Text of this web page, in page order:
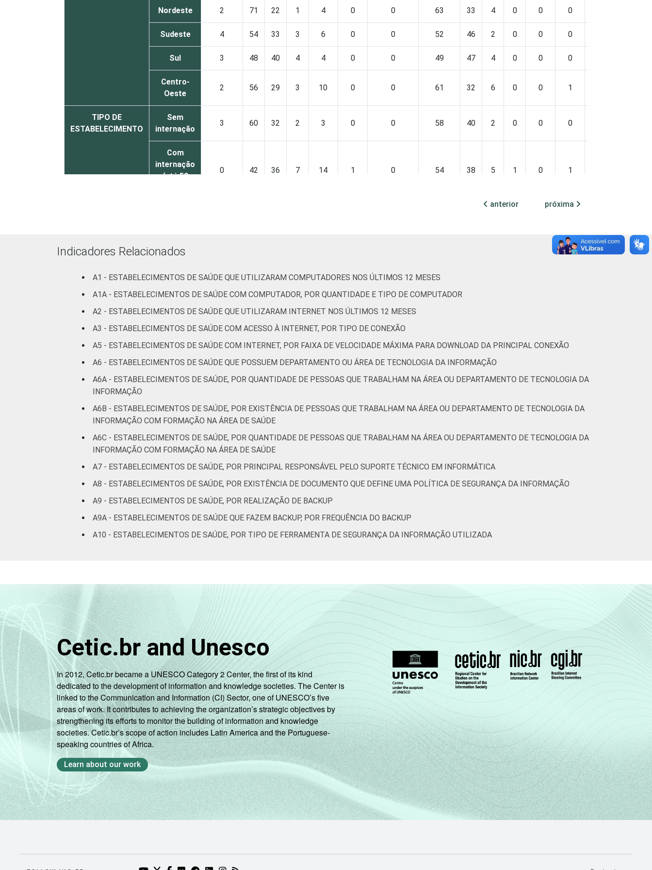
Nordeste 2 71 22 1 4 0 0 63 33 4 0 0 0
Sudeste 4 54 33 3 6 0 0 52 46 2 0 0 0
Sul 3 48 40 4 4 0 0 49 47 4 0 0 0
Centro-
Oeste
2 56 29 3 10 0 0 61 32 6 0 0 1
TIPO DE
ESTABELECIMENTO
Sem
internação
3 60 32 2 3 0 0 58 40 2 0 0 0
Com
internação
(até 50
0 42 36 7 14 1 0 54 38 5 1 0 1
50 leitos)
apoio à
diagnose e
LOCALIZAÇÃO Capital 1 36 44 5 13 1 0
Fonte: CGI.br/NIC.br, Centro Regional de Estudos para o Desenvolvimento da Sociedade da Informação (Cetic.br), Pesquisa sobre o uso das
Tecnologias de Informação e Comunicação nos estabelecimentos de saúde brasileiros - TIC Saúde 2016.
anterior próxima
Indicadores Relacionados
A1 - ESTABELECIMENTOS DE SAÚDE QUE UTILIZARAM COMPUTADORES NOS ÚLTIMOS 12 MESES
A1A - ESTABELECIMENTOS DE SAÚDE COM COMPUTADOR, POR QUANTIDADE E TIPO DE COMPUTADOR
A2 - ESTABELECIMENTOS DE SAÚDE QUE UTILIZARAM INTERNET NOS ÚLTIMOS 12 MESES
A3 - ESTABELECIMENTOS DE SAÚDE COM ACESSO À INTERNET, POR TIPO DE CONEXÃO
A5 - ESTABELECIMENTOS DE SAÚDE COM INTERNET, POR FAIXA DE VELOCIDADE MÁXIMA PARA DOWNLOAD DA PRINCIPAL CONEXÃO
A6 - ESTABELECIMENTOS DE SAÚDE QUE POSSUEM DEPARTAMENTO OU ÁREA DE TECNOLOGIA DA INFORMAÇÃO
A6A - ESTABELECIMENTOS DE SAÚDE, POR QUANTIDADE DE PESSOAS QUE TRABALHAM NA ÁREA OU DEPARTAMENTO DE TECNOLOGIA DA
INFORMAÇÃO
A6B - ESTABELECIMENTOS DE SAÚDE, POR EXISTÊNCIA DE PESSOAS QUE TRABALHAM NA ÁREA OU DEPARTAMENTO DE TECNOLOGIA DA
INFORMAÇÃO COM FORMAÇÃO NA ÁREA DE SAÚDE
A6C - ESTABELECIMENTOS DE SAÚDE, POR QUANTIDADE DE PESSOAS QUE TRABALHAM NA ÁREA OU DEPARTAMENTO DE TECNOLOGIA DA
INFORMAÇÃO COM FORMAÇÃO NA ÁREA DE SAÚDE
A7 - ESTABELECIMENTOS DE SAÚDE, POR PRINCIPAL RESPONSÁVEL PELO SUPORTE TÉCNICO EM INFORMÁTICA
A8 - ESTABELECIMENTOS DE SAÚDE, POR EXISTÊNCIA DE DOCUMENTO QUE DEFINE UMA POLÍTICA DE SEGURANÇA DA INFORMAÇÃO
A9 - ESTABELECIMENTOS DE SAÚDE, POR REALIZAÇÃO DE BACKUP
A9A - ESTABELECIMENTOS DE SAÚDE QUE FAZEM BACKUP, POR FREQUÊNCIA DO BACKUP
A10 - ESTABELECIMENTOS DE SAÚDE, POR TIPO DE FERRAMENTA DE SEGURANÇA DA INFORMAÇÃO UTILIZADA
Cetic.br and Unesco
In 2012, Cetic.br became a UNESCO Category 2 Center, the first of its kind
dedicated to the development of information and knowledge societies. The Center is
linked to the Communication and Information (CI) Sector, one of UNESCO’s five
areas of work. It contributes to achieving the organization’s strategic objectives by
strengthening its efforts to monitor the building of information and knowledge
societies. Cetic.br’s scope of action includes Latin America and the Portuguese-
speaking countries of Africa.
Learn about our work